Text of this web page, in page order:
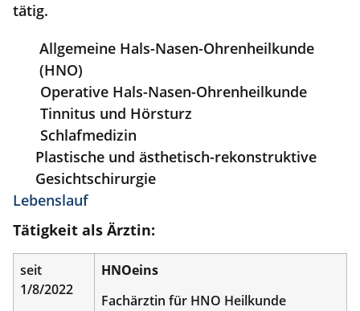
tätig.
Allgemeine Hals-Nasen-Ohrenheilkunde
(HNO)
Operative Hals-Nasen-Ohrenheilkunde
Tinnitus und Hörsturz
Schlafmedizin
Plastische und ästhetisch-rekonstruktive
Gesichtschirurgie
Lebenslauf
Tätigkeit als Ärztin:
seit
1/8/2022
HNOeins
Fachärztin für HNO Heilkunde